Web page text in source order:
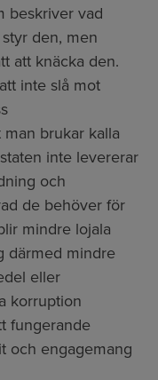
beskriver vad
den, men
att knäcka den.
inte slå mot
brukar kalla
inte levererar
och
de behöver för
mindre lojala
därmed mindre
eller
korruption
fungerande
och engagemang